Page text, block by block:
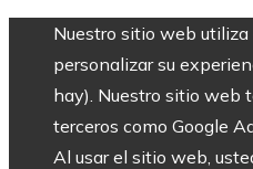
Nuestro sitio web
personalizar su
hay). Nuestro sitio web
terceros como Google
Al usar el sitio web,